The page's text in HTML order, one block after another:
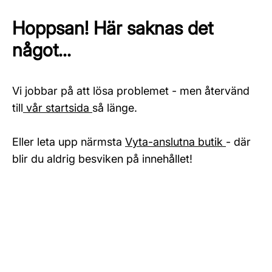
Hoppsan! Här saknas det
något...
Vi jobbar på att lösa problemet - men återvänd
till vår startsida så länge.
Eller leta upp närmsta Vyta-anslutna butik - där
blir du aldrig besviken på innehållet!